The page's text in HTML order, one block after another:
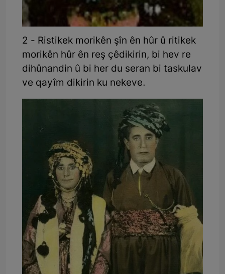
2 - Ristikek morikên şîn ên hûr û ritikek
morikên hûr ên reş çêdikirin, bi hev re
dihûnandin û bi her du seran bi taskulav
ve qayîm dikirin ku nekeve.